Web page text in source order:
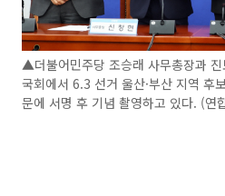
▲더불어민주당 조승래 사무총장과
국회에서 6.3 선거 울산·부산 지역 후
문에 서명 후 기념 촬영하고 있다. (연